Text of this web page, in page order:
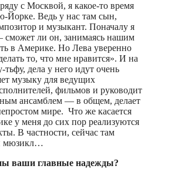
с Москвой, я какое-то время
Йорке. Ведь у нас там сын,
и музыкант. Поначалу я
сможет ли он, занимаясь нашим
в Америке. Но Лева уверенно
то, что мне нравится». И на
тьфу, дела у него идут очень
музыку для ведущих
фильмов и руководит
ансамблем — в общем, делает
мире. Что же касается
у меня до сих пор реализуются
В частности, сейчас там
мюзикл…
ваши главные надежды?